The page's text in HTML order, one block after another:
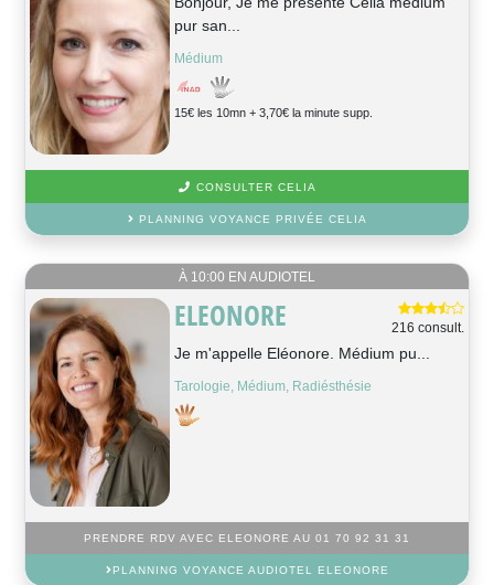
pur san...
Médium
15€ les 10mn + 3,70€ la minute supp.
CONSULTER CELIA
PLANNING VOYANCE PRIVÉE CELIA
À 10:00 EN AUDIOTEL
ELEONORE 216 consult.
Je m'appelle Eléonore. Médium pu...
Tarologie, Médium, Radiésthésie
PRENDRE RDV AVEC ELEONORE AU 01 70 92 31 31
PLANNING VOYANCE AUDIOTEL ELEONORE